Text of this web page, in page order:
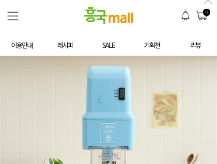
0
이용안내 레시피 SALE 기획전 리뷰